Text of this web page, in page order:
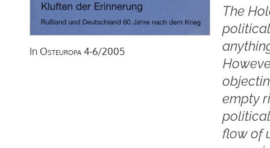
In Osteuropa 4-6/2005
The
empty
flow of